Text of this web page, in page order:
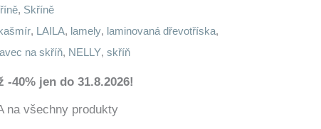
, Skříně
, LAILA, lamely, laminovaná dřevotříska,
na skříň, NELLY, skříň
-40% jen do 31.8.2026!
na všechny produkty